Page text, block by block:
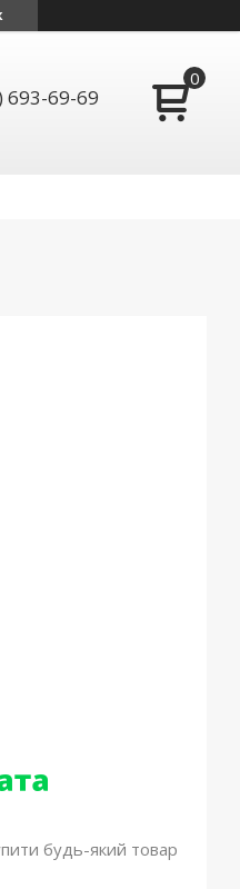
693-69-69
будь-який товар